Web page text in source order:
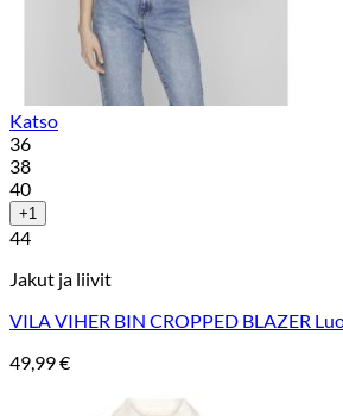
Katso
36
38
40
+1
44
Jakut ja liivit
VILA VIHER BIN CROPPED BLAZER
49,99€